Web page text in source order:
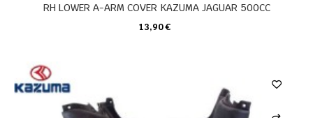
RH LOWER A-ARM COVER KAZUMA JAGUAR 500CC
13,90 €
CARRO